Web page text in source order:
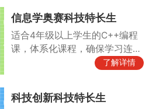
信息学奥赛科技特长生
适合4年级以上学生的C++编程
课，体系化课程，确保学习连贯
了解详情
科技创新科技特长生